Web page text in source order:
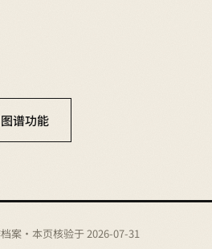
谱功能
案 · 本页核验于 2026-07-31